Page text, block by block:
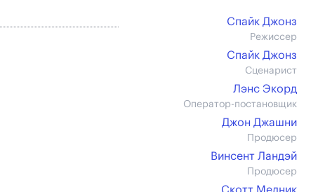
Спайк Джонз
Режиссер
Спайк Джонз
Сценарист
Лэнс Экорд
Оператор-постановщик
Джон Джашни
Продюсер
Винсент Ландэй
Продюсер